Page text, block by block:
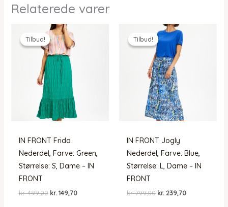
Relaterede varer
Tilbud!
Tilbud!
IN FRONT Frida
Nederdel, Farve: Green,
Størrelse: S, Dame – IN
FRONT
kr.499,00 Den
kr.149,70Den
Tilbud!
Tilbud!
IN FRONT Jogly
Nederdel, Farve: Blue,
Størrelse: L, Dame – IN
FRONT
kr.799,00 Den
kr.239,70Den